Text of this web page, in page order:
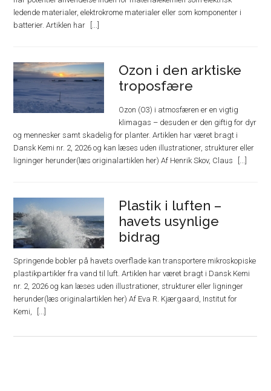
ledende materialer, elektrokrome materialer eller som komponenter i
batterier. Artiklen har
Ozon i den arktiske
troposfære
Ozon (O3) i atmosfæren er en vigtig
klimagas – desuden er den giftig for dyr
og mennesker samt skadelig for planter. Artiklen har været bragt i
Dansk Kemi nr. 2, 2026 og kan læses uden illustrationer, strukturer eller
ligninger herunder(læs originalartiklen her) Af Henrik Skov, Claus
Plastik i luften –
havets usynlige
bidrag
Springende bobler på havets overflade kan transportere mikroskopiske
plastikpartikler fra vand til luft. Artiklen har været bragt i Dansk Kemi
nr. 2, 2026 og kan læses uden illustrationer, strukturer eller ligninger
herunder(læs originalartiklen her) Af Eva R. Kjærgaard, Institut for
Kemi,